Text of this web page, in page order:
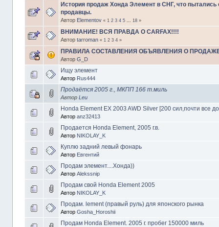
История продаж Хонда Элемент в СНГ, что пытались
продавцы.
Автор Elementov « 1 2 3 4 5 18»
ВНИМАНИЕ! ВСЯ ПРАВДА О CARFAX!!!!
Автор tarroman « 1 2 3 4»
ПРАВИЛА СОСТАВЛЕНИЯ ОБЪЯВЛЕНИЯ О
Автор G_D
Ищу элемент
Автор Rus444
Продаётся 2005 г., МКПП 166 т.миль
Автор Leu
Honda Element EX 2003 AWD Silver [200 сил,почти все
Автор anz32413
Продается Honda Element, 2005 г.в.
Автор NIKOLAY_K
Куплю задний левый фонарь
Автор Евгентий
Продам элемент....Хонда))
Автор Alekssnip
Продам свой Honda Element 2005
Автор NIKOLAY_K
Продам. lement (правый руль) для японского рынка
Автор Gosha_Horoshii
Продам Honda Element. 2005 г. пробег 150000 миль